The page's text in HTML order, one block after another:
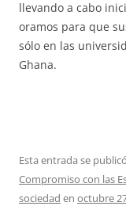
llevando a cabo
oramos para que
sólo en las
Ghana.
Esta entrada se
Compromiso con las
sociedad en octubre